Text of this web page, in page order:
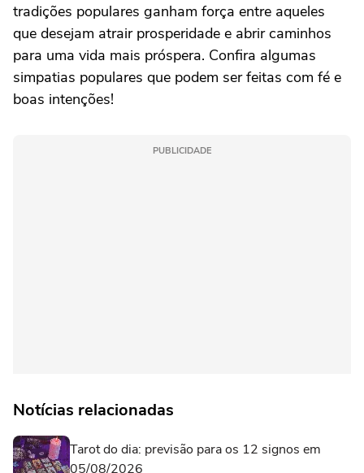
tradições populares ganham força entre aqueles
que desejam atrair prosperidade e abrir caminhos
para uma vida mais próspera. Confira algumas
simpatias populares que podem ser feitas com fé e
boas intenções!
PUBLICIDADE
Notícias relacionadas
Tarot do dia: previsão para os 12 signos em
05/08/2026